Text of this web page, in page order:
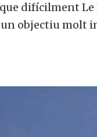
difícilment
objectiu molt